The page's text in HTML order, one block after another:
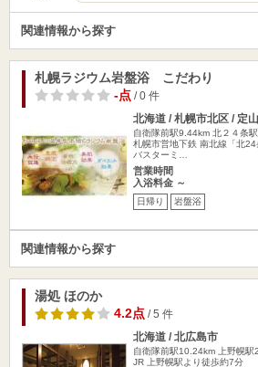
関連情報から探す
札幌ラジウム岩盤浴 こだわり
-点/ 0 件
北海道 / 札幌市北区 / 定
自衛隊前駅9.44km 北２４条
札幌市営地下鉄 南北線「北
バスターミ…
営業時間
入浴料金 ～
日帰り 岩盤浴
関連情報から探す
湯処 ほのか
4.2点/ 5 件
北海道 / 北広島市
自衛隊前駅10.24km
上野幌
JR 上野幌駅より徒歩約7分